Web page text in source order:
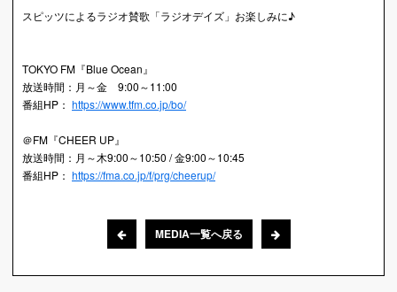
スピッツによるラジオ賛歌「ラジオデイズ」お楽しみに♪
TOKYO FM『Blue Ocean』
放送時間：月～金 9:00～11:00
番組HP： https://www.tfm.co.jp/bo/
＠FM『CHEER UP』
放送時間：月～木9:00～10:50 / 金9:00～10:45
番組HP： https://fma.co.jp/f/prg/cheerup/
MEDIA一覧へ戻る